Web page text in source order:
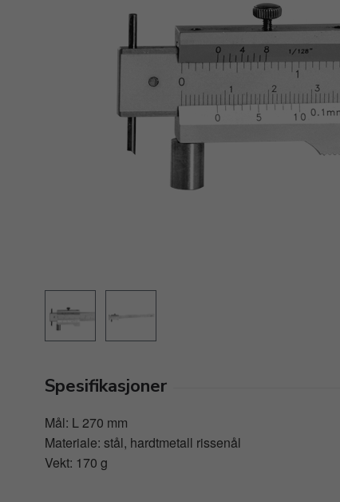
Spesifikasjoner
Mål: L 270 mm
Materiale: stål, hardtmetall rissenål
Vekt: 170 g